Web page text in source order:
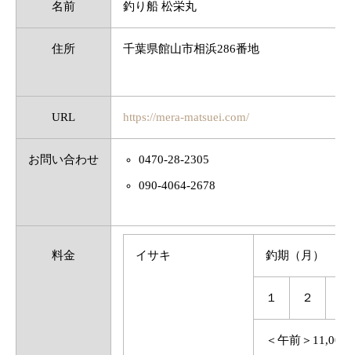
名前 釣り船 松栄丸
住所 千葉県館山市相浜286番地
URL https://mera-matsuei.com/
お問い合わせ 0470-28-2305
090-4064-2678
料金 イサキ 釣期（月）
１ ２
＜午前＞